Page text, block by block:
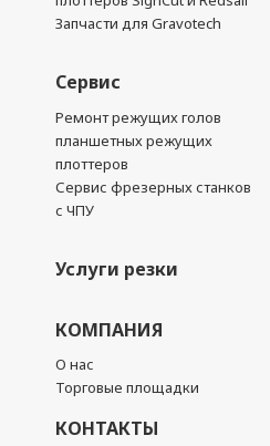
Запчасти для Gravotech
Сервис
Ремонт режущих голов
планшетных режущих
плоттеров
Сервис фрезерных станков
с ЧПУ
Услуги резки
КОМПАНИЯ
О нас
Торговые площадки
КОНТАКТЫ